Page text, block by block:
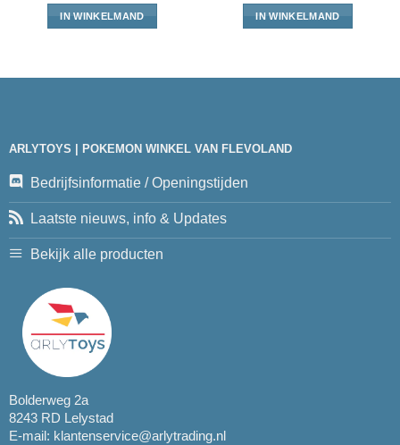
IN WINKELMAND IN WINKELMAND
ARLYTOYS | POKEMON WINKEL VAN FLEVOLAND
Bedrijfsinformatie / Openingstijden
Laatste nieuws, info & Updates
Bekijk alle producten
Bolderweg 2a
8243 RD Lelystad
E-mail: klantenservice@arlytrading.nl